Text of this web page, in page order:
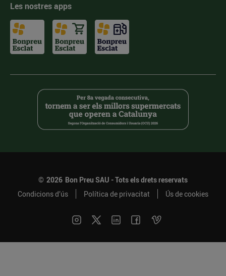
Les nostres apps
© 2026 Bon Preu SAU - Tots els drets reservats
Condicions d’ús
Política de privacitat Ús de cookies